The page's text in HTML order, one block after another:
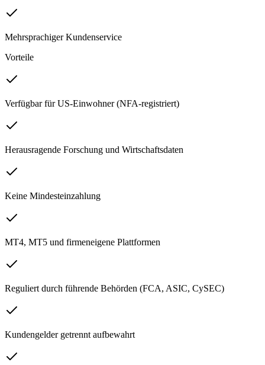
Mehrsprachiger Kundenservice
Vorteile
Verfügbar für US-Einwohner (NFA-registriert)
Herausragende Forschung und Wirtschaftsdaten
Keine Mindesteinzahlung
MT4, MT5 und firmeneigene Plattformen
Reguliert durch führende Behörden (FCA, ASIC, CySEC)
Kundengelder getrennt aufbewahrt